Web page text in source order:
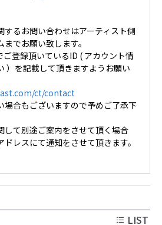
るお問い合わせはアーティスト側
でお願い致します。
登録頂いているID ( アカウント情
）を記載して頂きますようお願い
ct/contact
合もございますので予めご了承下
て別途ご案内をさせて頂く場合
レスにて通知をさせて頂きます。
LIST